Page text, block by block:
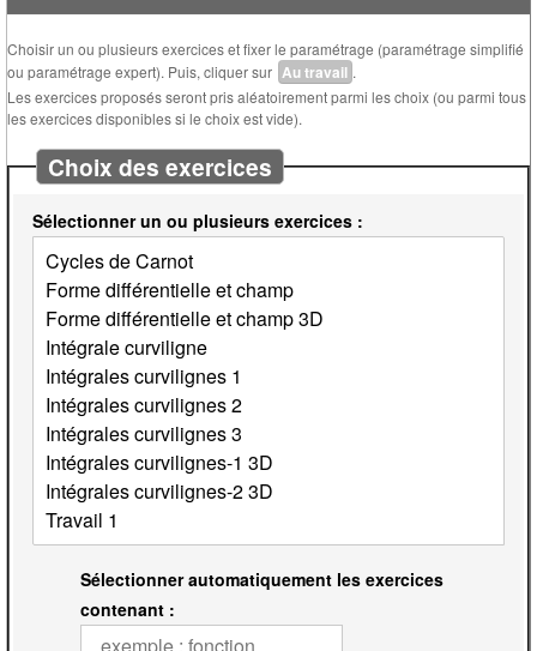
Choisir un ou plusieurs exercices et fixer le paramétrage (paramétrage simplifié
ou paramétrage expert). Puis, cliquer sur Au travail .
Les exercices proposés seront pris aléatoirement parmi les choix (ou parmi tous
les exercices disponibles si le choix est vide).
Choix des exercices
Sélectionner un ou plusieurs exercices :
Sélectionner automatiquement les exercices
contenant :